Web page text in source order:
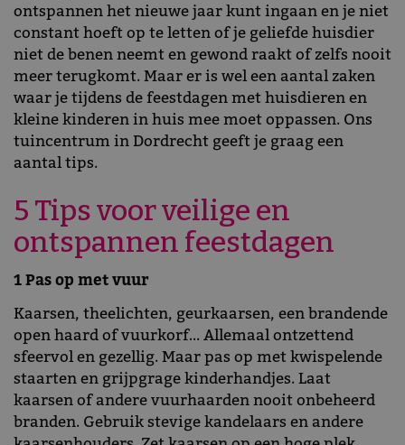
ontspannen het nieuwe jaar kunt ingaan en je niet
constant hoeft op te letten of je geliefde huisdier
niet de benen neemt en gewond raakt of zelfs nooit
meer terugkomt. Maar er is wel een aantal zaken
waar je tijdens de feestdagen met huisdieren en
kleine kinderen in huis mee moet oppassen. Ons
tuincentrum in Dordrecht geeft je graag een
aantal tips.
5 Tips voor veilige en
ontspannen feestdagen
1 Pas op met vuur
Kaarsen, theelichten, geurkaarsen, een brandende
open haard of vuurkorf… Allemaal ontzettend
sfeervol en gezellig. Maar pas op met kwispelende
staarten en grijpgrage kinderhandjes. Laat
kaarsen of andere vuurhaarden nooit onbeheerd
branden. Gebruik stevige kandelaars en andere